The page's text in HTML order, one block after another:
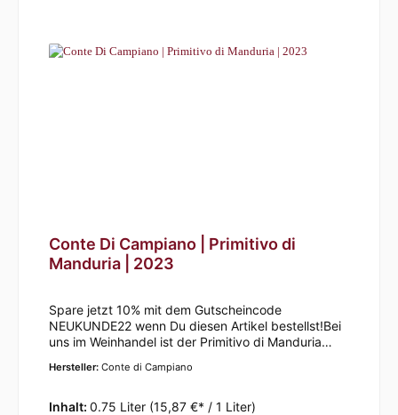
Brillante Geruchs- und Geschmacksensation!Der
Conte Di Campiano | Primitivo di
Manduria | 2023
Spare jetzt 10% mit dem Gutscheincode
NEUKUNDE22 wenn Du diesen Artikel bestellst!Bei
uns im Weinhandel ist der Primitivo di Manduria
verfügbar. Jetzt entdecken!
Hersteller: Conte di Campiano
Inhalt: 0.75 Liter (15,87 €* / 1 Liter)